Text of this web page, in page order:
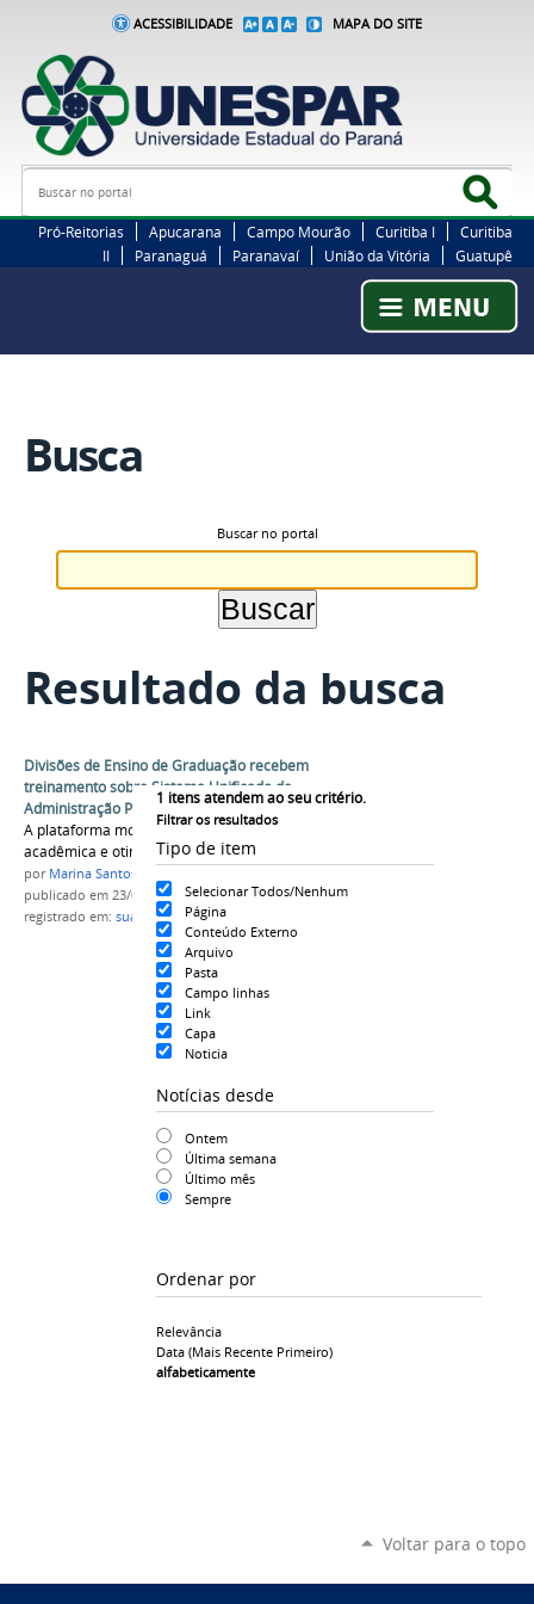
ACESSIBILIDADE MAPA DO SITE
Busca
Pró-Reitorias Apucarana Campo Mourão Curitiba I
Curitiba
II
Paranaguá Paranavaí União da Vitória Guatupê
Busca
Buscar no portal
Resultado da busca
1 itens atendem ao seu critério.
Filtrar os resultados
Tipo de item
Selecionar Todos/Nenhum
Página
Conteúdo Externo
Arquivo
Pasta
Campo linhas
Link
Capa
Noticia
Notícias desde
Ontem
Última semana
Último mês
Sempre
Ordenar por
Relevância
Data (mais Recente Primeiro)
alfabeticamente
Divisões de Ensino de Graduação recebem
treinamento sobre Sistema Unificado de
Administração Pública
A plataforma moderniza os processos de gestão
acadêmica e otimiza o trabalho dos servidores
por Marina Santos Daum
publicado em 23/02/2026
registrado em: suap proplan,prograd
Voltar para o topo